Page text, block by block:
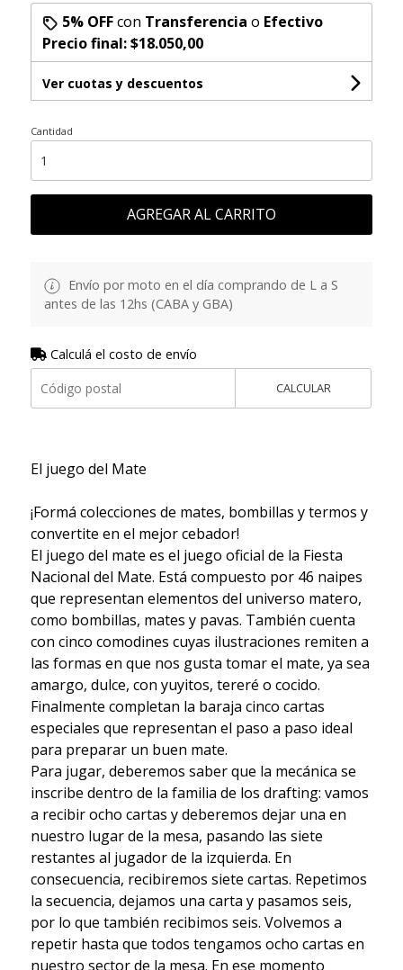
5% OFFcon Transferencia o Efectivo
Precio final:$18.050,00
Ver cuotas y descuentos
Cantidad
AGREGAR AL CARRITO
Envío por moto en el día comprando de L a S
antes de las 12hs (CABA y GBA)
Calculá el costo de envío
CALCULAR
El juego del Mate
¡Formá colecciones de mates, bombillas y termos y
convertite en el mejor cebador!
El juego del mate es el juego oficial de la Fiesta
Nacional del Mate. Está compuesto por 46 naipes
que representan elementos del universo matero,
como bombillas, mates y pavas. También cuenta
con cinco comodines cuyas ilustraciones remiten a
las formas en que nos gusta tomar el mate, ya sea
amargo, dulce, con yuyitos, tereré o cocido.
Finalmente completan la baraja cinco cartas
especiales que representan el paso a paso ideal
para preparar un buen mate.
Para jugar, deberemos saber que la mecánica se
inscribe dentro de la familia de los drafting: vamos
a recibir ocho cartas y deberemos dejar una en
nuestro lugar de la mesa, pasando las siete
restantes al jugador de la izquierda. En
consecuencia, recibiremos siete cartas. Repetimos
la secuencia, dejamos una carta y pasamos seis,
por lo que también recibimos seis. Volvemos a
repetir hasta que todos tengamos ocho cartas en
nuestro sector de la mesa. En ese momento